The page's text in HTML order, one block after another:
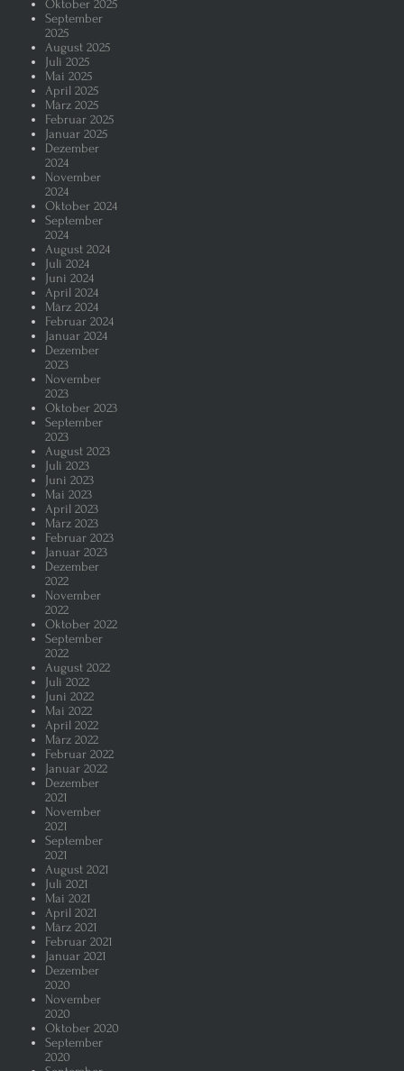
Oktober 2025
September
2025
August 2025
Juli 2025
Mai 2025
April 2025
März 2025
Februar 2025
Januar 2025
Dezember
2024
November
2024
Oktober 2024
September
2024
August 2024
Juli 2024
Juni 2024
April 2024
März 2024
Februar 2024
Januar 2024
Dezember
2023
November
2023
Oktober 2023
September
2023
August 2023
Juli 2023
Juni 2023
Mai 2023
April 2023
März 2023
Februar 2023
Januar 2023
Dezember
2022
November
2022
Oktober 2022
September
2022
August 2022
Juli 2022
Juni 2022
Mai 2022
April 2022
März 2022
Februar 2022
Januar 2022
Dezember
2021
November
2021
September
2021
August 2021
Juli 2021
Mai 2021
April 2021
März 2021
Februar 2021
Januar 2021
Dezember
2020
November
2020
Oktober 2020
September
2020